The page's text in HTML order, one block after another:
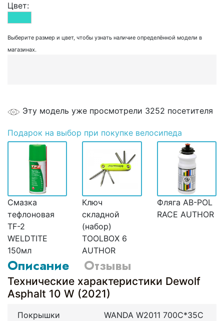
Цвет:
Выберите размер и цвет, чтобы узнать наличие определённой модели в
магазинах.
Эту модель уже просмотрели 3252 посетителя
Подарок на выбор при покупке велосипеда
Смазка
тефлоновая
TF-2
WELDTITE
150мл
Ключ
складной
(набор)
TOOLBOX 6
AUTHOR
Фляга AB-POL
RACE AUTHOR
Описание Отзывы
Технические характеристики Dewolf
Asphalt 10 W (2021)
Покрышки WANDA W2011 700C*35C